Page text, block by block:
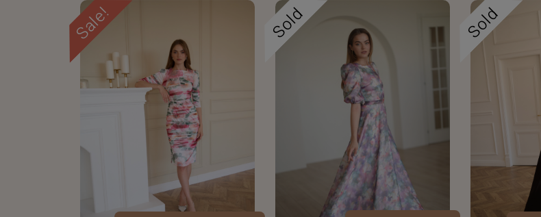
Sold
Sold
Sale!